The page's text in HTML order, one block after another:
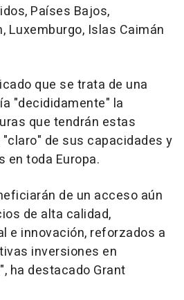
Países Bajos,
Luxemburgo, Islas Caimán
que se trata de una
"decididamente" la
que tendrán estas
de sus capacidades y
en toda Europa.
de un acceso aún
de alta calidad,
e innovación, reforzados a
inversiones en
ha destacado Grant